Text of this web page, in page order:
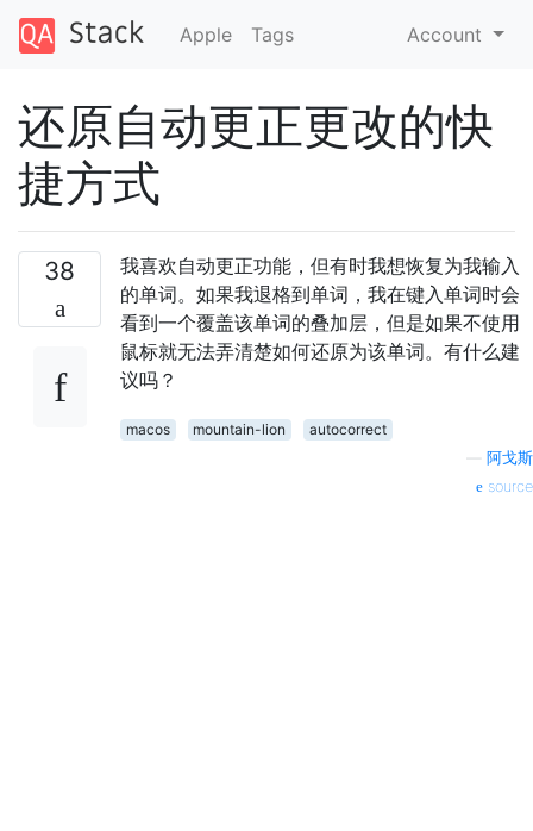
Apple Tags Account
还原自动更正更改的快
捷方式
38
我喜欢自动更正功能，但有时我想恢复为我输入
的单词。如果我退格到单词，我在键入单词时会
看到一个覆盖该单词的叠加层，但是如果不使用
鼠标就无法弄清楚如何还原为该单词。有什么建
议吗？
macos mountain-lion
autocorrect
阿戈斯
source